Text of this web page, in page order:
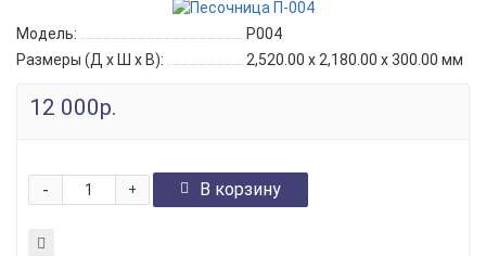
Модель:
P004
Размеры (Д x Ш x В):
2,520.00 x 2,180.00 x 300.00 мм
12 000р.
+
- В корзину